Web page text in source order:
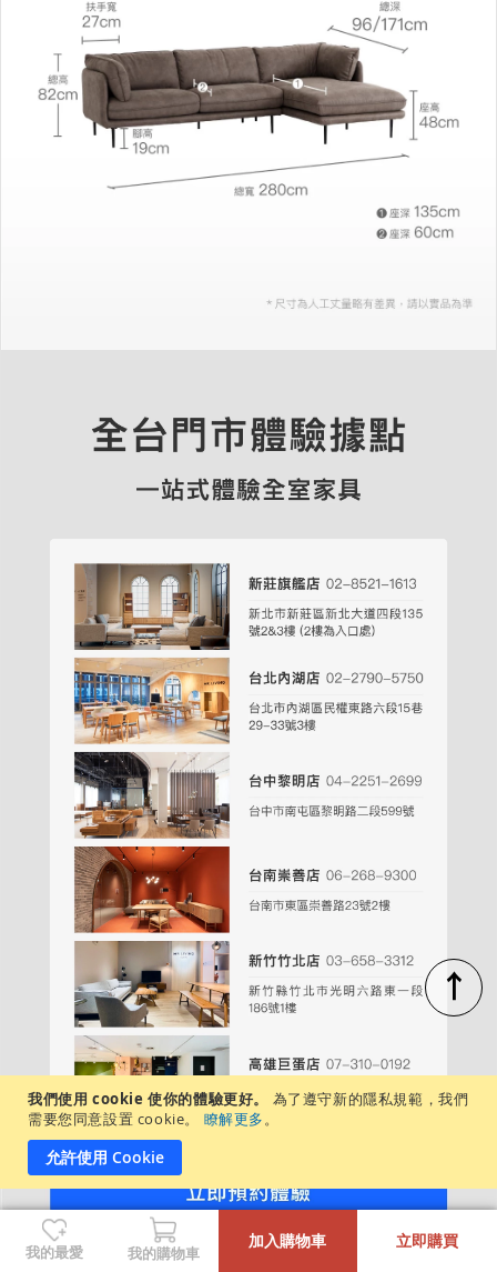
我們使用 cookie 使你的體驗更好。
為了遵守新的隱私規範，我們
需要您同意設置 cookie。
瞭解更多。
允許使用 Cookie
週一至週日，每日營業時間：11:00－20:00
各店展示商品不盡相同，建議先致電/私訊詢問
↑
我的最愛 我的購物車
加入購物車 立即購買
+
-